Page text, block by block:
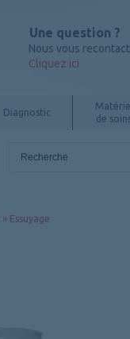
Une question ?
Nous vous
Cliquez ici
Diagnostic
de
» Essuyage